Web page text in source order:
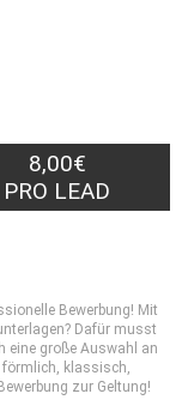
8,00€
PRO LEAD
Bewerbung! Mit
Dafür musst
eine große Auswahl an
förmlich, klassisch,
zur Geltung!